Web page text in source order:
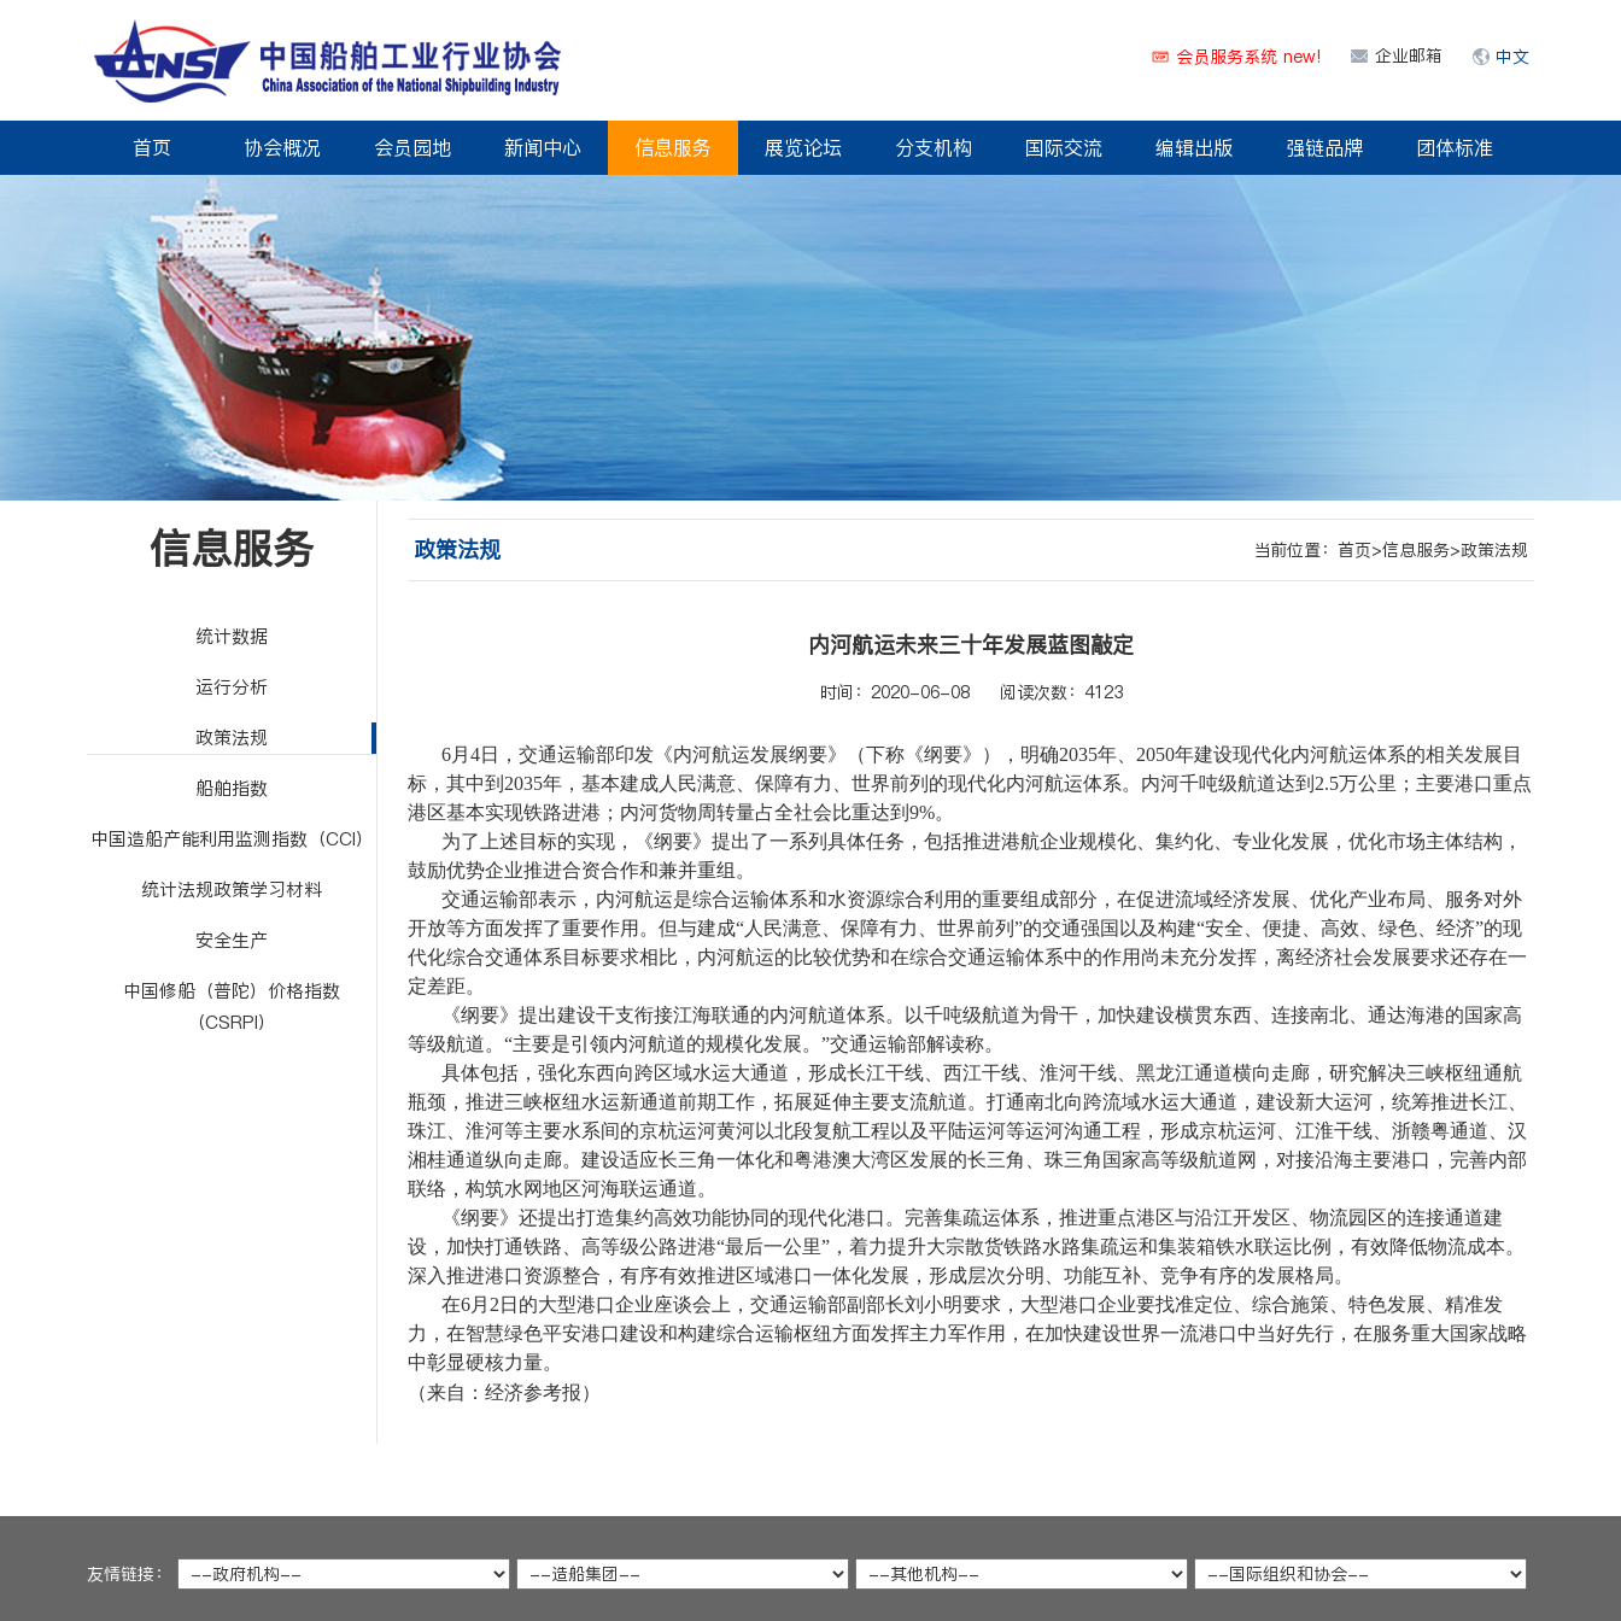
会员服务系统 new! 企业邮箱 中文
首页 协会概况 会员园地 新闻中心 信息服务 展览论坛 分支机构 国际交流 编辑出版 强链品牌 团体标准
信息服务
统计数据
运行分析
政策法规
船舶指数
中国造船产能利用监测指数（CCI）
统计法规政策学习材料
安全生产
中国修船（普陀）价格指数
（CSRPI）
当前位置： 首页>信息服务>政策法规
政策法规
内河航运未来三十年发展蓝图敲定
时间：2020-06-08 阅读次数：4123
6月4日，交通运输部印发《内河航运发展纲要》（下称《纲要》），明确2035年、2050年建设现代化内河航运体系的相关发展目
标，其中到2035年，基本建成人民满意、保障有力、世界前列的现代化内河航运体系。内河千吨级航道达到2.5万公里；主要港口重点
港区基本实现铁路进港；内河货物周转量占全社会比重达到9%。
为了上述目标的实现，《纲要》提出了一系列具体任务，包括推进港航企业规模化、集约化、专业化发展，优化市场主体结构，
鼓励优势企业推进合资合作和兼并重组。
交通运输部表示，内河航运是综合运输体系和水资源综合利用的重要组成部分，在促进流域经济发展、优化产业布局、服务对外
开放等方面发挥了重要作用。但与建成“人民满意、保障有力、世界前列”的交通强国以及构建“安全、便捷、高效、绿色、经济”的现
代化综合交通体系目标要求相比，内河航运的比较优势和在综合交通运输体系中的作用尚未充分发挥，离经济社会发展要求还存在一
定差距。
《纲要》提出建设干支衔接江海联通的内河航道体系。以千吨级航道为骨干，加快建设横贯东西、连接南北、通达海港的国家高
等级航道。“主要是引领内河航道的规模化发展。”交通运输部解读称。
具体包括，强化东西向跨区域水运大通道，形成长江干线、西江干线、淮河干线、黑龙江通道横向走廊，研究解决三峡枢纽通航
瓶颈，推进三峡枢纽水运新通道前期工作，拓展延伸主要支流航道。打通南北向跨流域水运大通道，建设新大运河，统筹推进长江、
珠江、淮河等主要水系间的京杭运河黄河以北段复航工程以及平陆运河等运河沟通工程，形成京杭运河、江淮干线、浙赣粤通道、汉
湘桂通道纵向走廊。建设适应长三角一体化和粤港澳大湾区发展的长三角、珠三角国家高等级航道网，对接沿海主要港口，完善内部
联络，构筑水网地区河海联运通道。
《纲要》还提出打造集约高效功能协同的现代化港口。完善集疏运体系，推进重点港区与沿江开发区、物流园区的连接通道建
设，加快打通铁路、高等级公路进港“最后一公里”，着力提升大宗散货铁路水路集疏运和集装箱铁水联运比例，有效降低物流成本。
深入推进港口资源整合，有序有效推进区域港口一体化发展，形成层次分明、功能互补、竞争有序的发展格局。
在6月2日的大型港口企业座谈会上，交通运输部副部长刘小明要求，大型港口企业要找准定位、综合施策、特色发展、精准发
力，在智慧绿色平安港口建设和构建综合运输枢纽方面发挥主力军作用，在加快建设世界一流港口中当好先行，在服务重大国家战略
中彰显硬核力量。
（来自：经济参考报）
友情链接：